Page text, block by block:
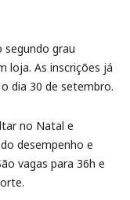
segundo grau
loja. As inscrições já
dia 30 de setembro.
no Natal e
desempenho e
vagas para 36h e